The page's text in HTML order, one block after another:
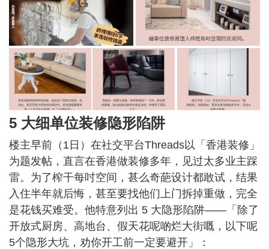
5 大细单位装修隐形陷阱
楼主早前（1日）在社交平台Threads以「香港装修」
为题发帖，直言在香港做装修多年，见过太多业主踩
雷。为了榨干每吋空间，甚么奇葩设计都敢试，结果
入住半年就后悔，甚至要找他们上门拆掉重做，完全
是花钱买难受。他特意列出 5 大隐形陷阱——「除了
开放式厨房、高地台、假天花呢啲烂大街嘅，以下呢
5个隐形大坑，劝你开工前一定要避开」：